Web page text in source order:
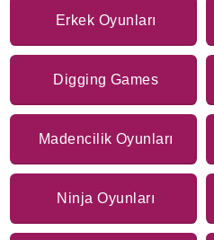
Erkek Oyunları
Digging Games
Madencilik Oyunları
Ninja Oyunları